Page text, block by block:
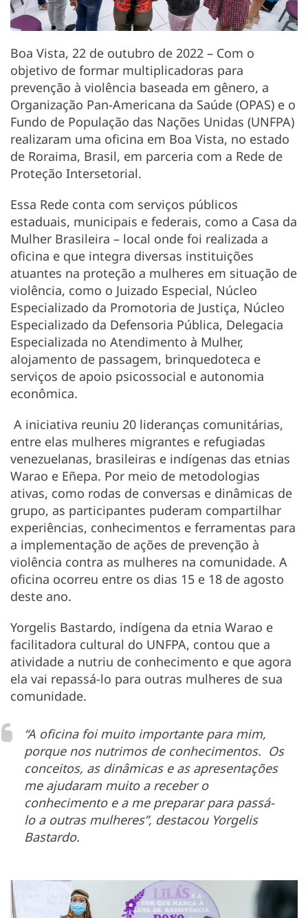
Boa Vista, 22 de outubro de 2022 – Com o
objetivo de formar multiplicadoras para
prevenção à violência baseada em gênero, a
Organização Pan-Americana da Saúde (OPAS) e o
Fundo de População das Nações Unidas (UNFPA)
realizaram uma oficina em Boa Vista, no estado
de Roraima, Brasil, em parceria com a Rede de
Proteção Intersetorial.
Essa Rede conta com serviços públicos
estaduais, municipais e federais, como a Casa da
Mulher Brasileira – local onde foi realizada a
oficina e que integra diversas instituições
atuantes na proteção a mulheres em situação de
violência, como o Juizado Especial, Núcleo
Especializado da Promotoria de Justiça, Núcleo
Especializado da Defensoria Pública, Delegacia
Especializada no Atendimento à Mulher,
alojamento de passagem, brinquedoteca e
serviços de apoio psicossocial e autonomia
econômica.
A iniciativa reuniu 20 lideranças comunitárias,
entre elas mulheres migrantes e refugiadas
venezuelanas, brasileiras e indígenas das etnias
Warao e Eñepa. Por meio de metodologias
ativas, como rodas de conversas e dinâmicas de
grupo, as participantes puderam compartilhar
experiências, conhecimentos e ferramentas para
a implementação de ações de prevenção à
violência contra as mulheres na comunidade. A
oficina ocorreu entre os dias 15 e 18 de agosto
deste ano.
Yorgelis Bastardo, indígena da etnia Warao e
facilitadora cultural do UNFPA, contou que a
atividade a nutriu de conhecimento e que agora
ela vai repassá-lo para outras mulheres de sua
comunidade.
“A oficina foi muito importante para mim,
porque nos nutrimos de conhecimentos. Os
conceitos, as dinâmicas e as apresentações
me ajudaram muito a receber o
conhecimento e a me preparar para passá-
lo a outras mulheres”, destacou Yorgelis
Bastardo.